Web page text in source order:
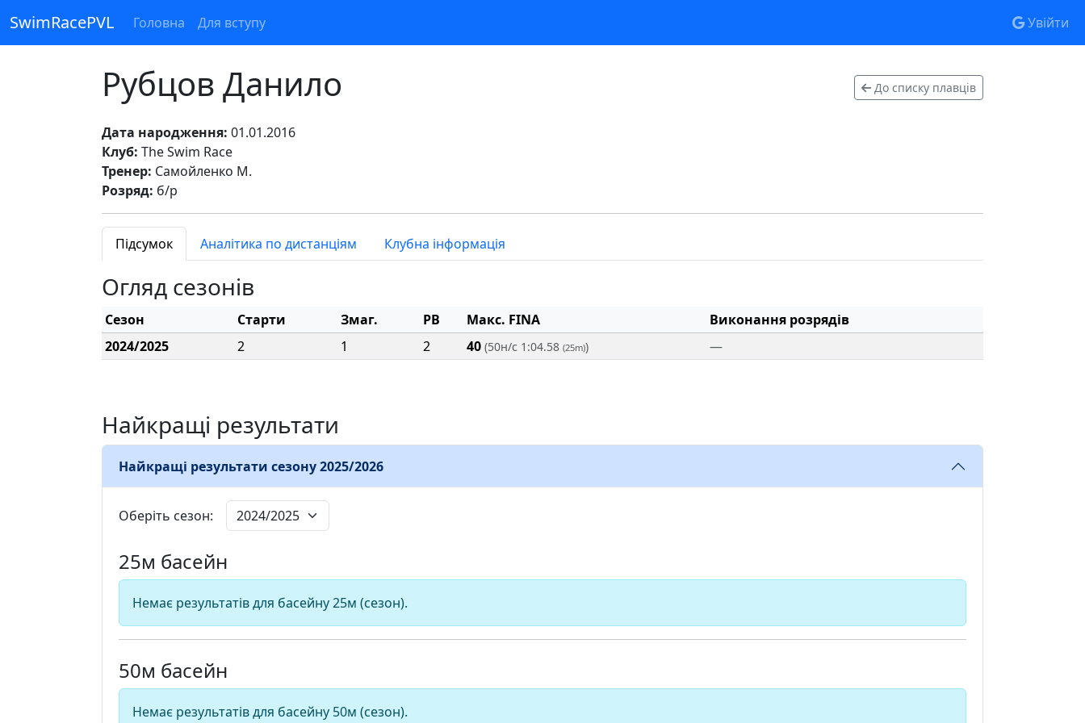
SwimRacePVL Головна Для вступу Увійти
Рубцов Данило До списку плавців
Дата народження: 01.01.2016
Клуб: The Swim Race
Тренер: Самойленко М.
Розряд: б/р
Підсумок Аналітика по дистанціям Клубна інформація
Огляд сезонів
Сезон Старти Змаг. PB Макс. FINA
Виконання розрядів
2024/2025
2 1 2 40 (50н/с 1:04.58 (25m)) —
Найкращі результати
Найкращі результати сезону 2025/2026
Оберіть сезон:
25м басейн
Немає результатів для басейну 25м (сезон).
50м басейн
Немає результатів для басейну 50м (сезон).